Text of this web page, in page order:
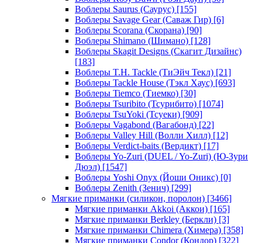
Воблеры Saurus (Саурус) [155]
Воблеры Savage Gear (Саваж Гир) [6]
Воблеры Scorana (Скорана) [90]
Воблеры Shimano (Шимано) [128]
Воблеры Skagit Designs (Скагит Дизайнс)
[183]
Воблеры T.H. Tackle (ТиЭйч Текл) [21]
Воблеры Tackle House (Тэкл Хаус) [693]
Воблеры Tiemco (Тиемко) [30]
Воблеры Tsuribito (Тсурибито) [1074]
Воблеры TsuYoki (Тсуеки) [909]
Воблеры Vagabond (Вагабонд) [22]
Воблеры Valley Hill (Волли Хилл) [12]
Воблеры Verdict-baits (Вердикт) [17]
Воблеры Yo-Zuri (DUEL / Yo-Zuri) (Ю-Зури
Дюэл) [1547]
Воблеры Yoshi Onyx (Йоши Оникс) [0]
Воблеры Zenith (Зенич) [299]
Мягкие приманки (силикон, поролон) [3466]
Мягкие приманки Akkoi (Аккои) [165]
Мягкие приманки Berkley (Беркли) [3]
Мягкие приманки Chimera (Химера) [358]
Мягкие приманки Condor (Кондор) [322]